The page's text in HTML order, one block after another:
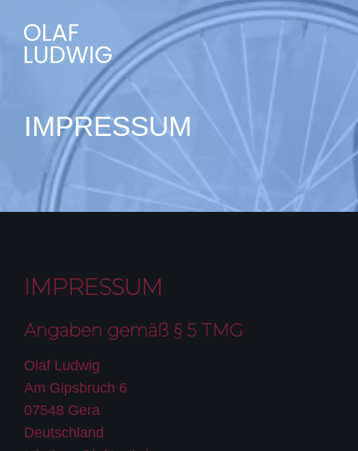
IMPRESSUM
IMPRESSUM
Angaben gemäß § 5 TMG
Olaf Ludwig
Am Gipsbruch 6
07548 Gera
Deutschland